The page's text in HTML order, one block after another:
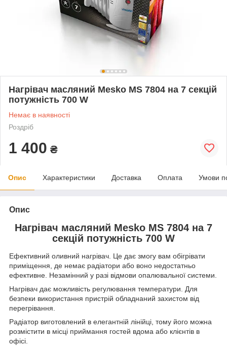
Нагрівач масляний Mesko MS 7804 на 7 секцій
потужність 700 W
Немає в наявності
Роздріб
1 400 ₴
Опис Характеристики Доставка Оплата Умови
Опис
Нагрівач масляний Mesko MS 7804 на 7
секцій потужність 700 W
Ефективний оливний нагрівач. Це дає змогу вам обігрівати
приміщення, де немає радіатори або воно недостатньо
ефективне. Незамінний у разі відмови опалювальної системи.
Нагрівач дає можливість регулювання температури. Для
безпеки використання пристрій обладнаний захистом від
перегрівання.
Радіатор виготовлений в елегантній лінійці, тому його можна
розмістити в місці приймання гостей вдома або клієнтів в
офісі.